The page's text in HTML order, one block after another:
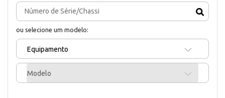
ou selecione um modelo:
Equipamento
Modelo